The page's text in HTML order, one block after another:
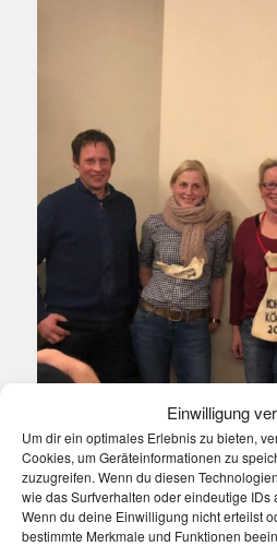
Einwilligung
Um dir ein optimales Erlebnis zu bieten,
Cookies, um Geräteinformationen zu
zuzugreifen. Wenn du diesen
wie das Surfverhalten oder eindeutige IDs
Wenn du deine Einwilligung nicht erteilst
bestimmte Merkmale und Funktionen